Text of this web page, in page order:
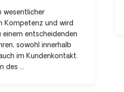
wesentlicher
Kompetenz und wird
entscheidenden
sowohl innerhalb
im Kundenkontakt.
des ...